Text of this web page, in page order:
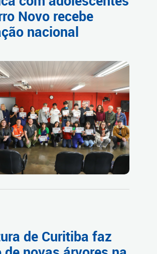
Novo recebe
nacional
de Curitiba faz